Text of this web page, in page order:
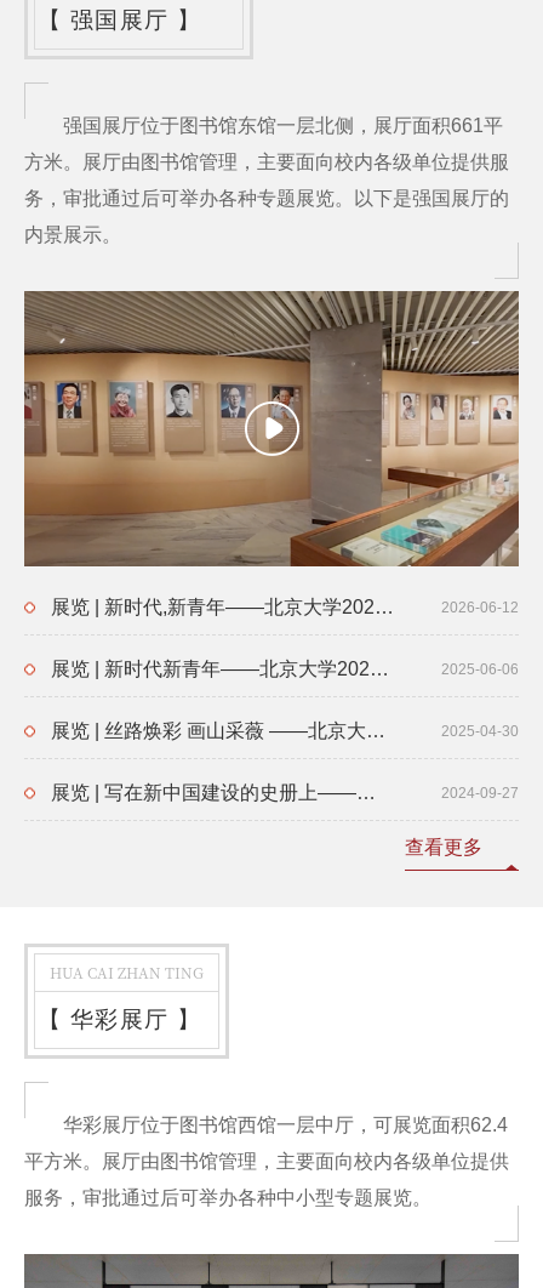
【 强国展厅 】
强国展厅位于图书馆东馆一层北侧，展厅面积661平
方米。展厅由图书馆管理，主要面向校内各级单位提供服
务，审批通过后可举办各种专题展览。以下是强国展厅的
内景展示。
2026-06-12
展览 | 新时代,新青年——北京大学2026届毕业生风采展
2025-06-06
展览 | 新时代新青年——北京大学2025届毕业生风采展
2025-04-30
展览 | 丝路焕彩 画山采薇 ——北京大学伯夷珍藏矿物彩画捐赠特展
2024-09-27
展览 | 写在新中国建设的史册上——北京大学庆祝新中国成立75周年主题展览
查看更多
HUA CAI ZHAN TING
【 华彩展厅 】
华彩展厅位于图书馆西馆一层中厅，可展览面积62.4
平方米。展厅由图书馆管理，主要面向校内各级单位提供
服务，审批通过后可举办各种中小型专题展览。